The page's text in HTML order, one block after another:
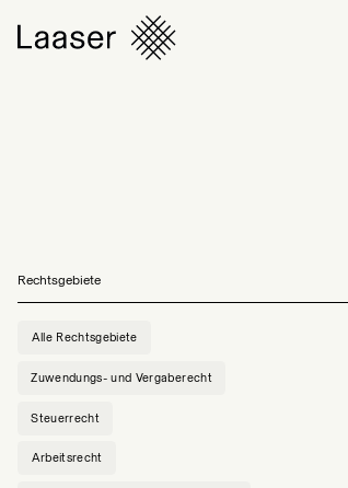
Rechtsgebiete
Alle Rechtsgebiete
Zuwendungs- und Vergaberecht
Steuerrecht
Arbeitsrecht